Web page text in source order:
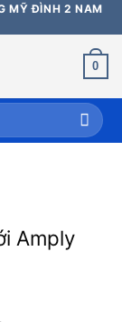
MỸ ĐÌNH 2 NAM
0
Amply